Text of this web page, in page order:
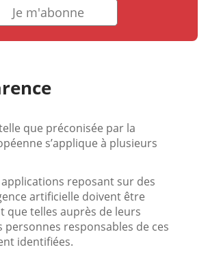
Je m'abonne
que préconisée par la
s’applique à plusieurs
applications reposant sur des
artificielle doivent être
que telles auprès de leurs
personnes responsables de ces
identifiées.